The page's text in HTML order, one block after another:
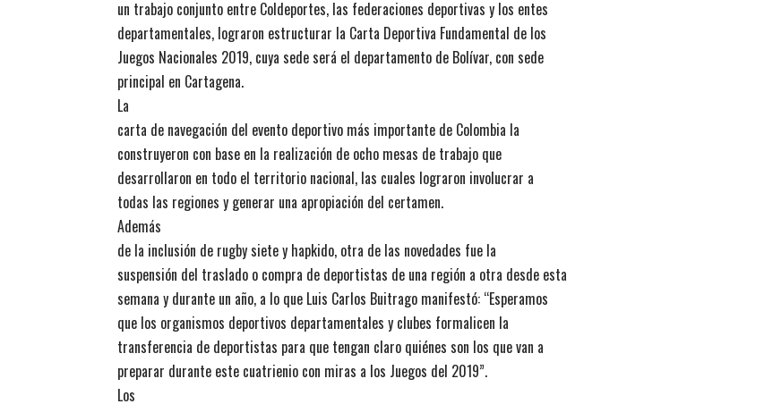
un trabajo conjunto entre Coldeportes, las federaciones deportivas y los entes
departamentales, lograron estructurar la Carta Deportiva Fundamental de los
Juegos Nacionales 2019, cuya sede será el departamento de Bolívar, con sede
principal en Cartagena.
La
carta de navegación del evento deportivo más importante de Colombia la
construyeron con base en la realización de ocho mesas de trabajo que
desarrollaron en todo el territorio nacional, las cuales lograron involucrar a
todas las regiones y generar una apropiación del certamen.
Además
de la inclusión de rugby siete y hapkido, otra de las novedades fue la
suspensión del traslado o compra de deportistas de una región a otra desde esta
semana y durante un año, a lo que Luis Carlos Buitrago manifestó: “Esperamos
que los organismos deportivos departamentales y clubes formalicen la
transferencia de deportistas para que tengan claro quiénes son los que van a
preparar durante este cuatrienio con miras a los Juegos del 2019”.
Los